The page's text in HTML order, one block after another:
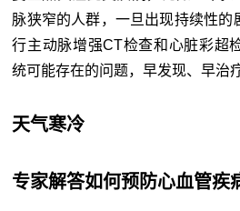
脉狭窄的人群，一旦出现持续性的
行主动脉增强CT检查和心脏彩超
统可能存在的问题，早发现、早治
天气寒冷
专家解答如何预防心血管疾